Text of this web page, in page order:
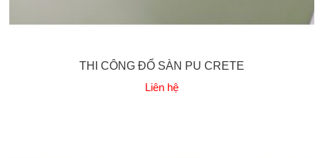
THI CÔNG ĐỔ SÀN PU CRETE
Liên hệ